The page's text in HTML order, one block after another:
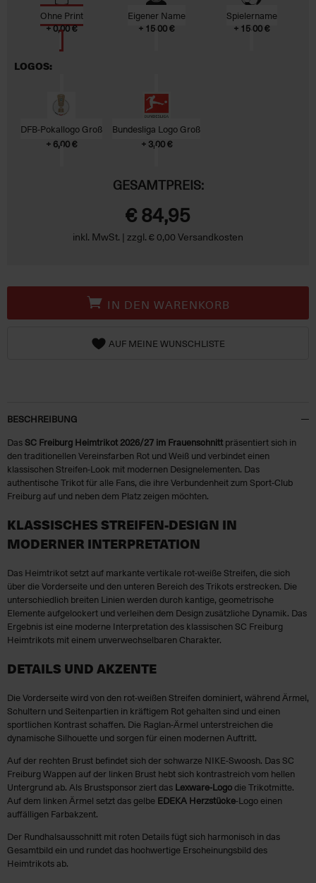
Ohne Print
+ 0,00 €
Eigener Name
+ 15,00 €
Spielername
+ 15,00 €
LOGOS:
DFB-Pokallogo Groß
+ 6,00 €
Bundesliga Logo Groß
+ 3,00 €
GESAMTPREIS:
€ 84,95
inkl. MwSt. | zzgl. € 0,00 Versandkosten
IN DEN WARENKORB
AUF MEINE WUNSCHLISTE
BESCHREIBUNG
Das SC Freiburg Heimtrikot 2026/27 im Frauenschnitt präsentiert sich in
den traditionellen Vereinsfarben Rot und Weiß und verbindet einen
klassischen Streifen-Look mit modernen Designelementen. Das
authentische Trikot für alle Fans, die ihre Verbundenheit zum Sport-Club
Freiburg auf und neben dem Platz zeigen möchten.
KLASSISCHES STREIFEN-DESIGN IN
MODERNER INTERPRETATION
Das Heimtrikot setzt auf markante vertikale rot-weiße Streifen, die sich
über die Vorderseite und den unteren Bereich des Trikots erstrecken. Die
unterschiedlich breiten Linien werden durch kantige, geometrische
Elemente aufgelockert und verleihen dem Design zusätzliche Dynamik. Das
Ergebnis ist eine moderne Interpretation des klassischen SC Freiburg
Heimtrikots mit einem unverwechselbaren Charakter.
DETAILS UND AKZENTE
Die Vorderseite wird von den rot-weißen Streifen dominiert, während Ärmel,
Schultern und Seitenpartien in kräftigem Rot gehalten sind und einen
sportlichen Kontrast schaffen. Die Raglan-Ärmel unterstreichen die
dynamische Silhouette und sorgen für einen modernen Auftritt.
Auf der rechten Brust befindet sich der schwarze NIKE-Swoosh. Das SC
Freiburg Wappen auf der linken Brust hebt sich kontrastreich vom hellen
Untergrund ab. Als Brustsponsor ziert das Lexware-Logodie Trikotmitte.
Auf dem linken Ärmel setzt das gelbe EDEKA Herzstücke-Logo einen
auffälligen Farbakzent.
Der Rundhalsausschnitt mit roten Details fügt sich harmonisch in das
Gesamtbild ein und rundet das hochwertige Erscheinungsbild des
Heimtrikots ab.